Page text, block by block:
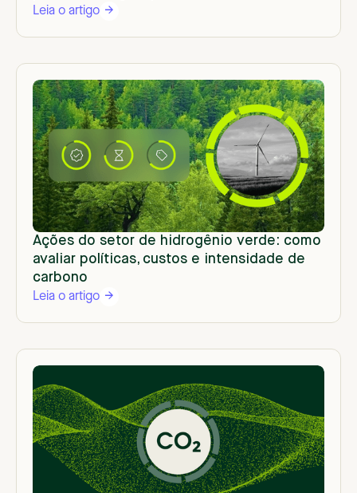
Leia o artigo
Ações do setor de hidrogênio verde: como
avaliar políticas, custos e intensidade de
carbono
Leia o artigo